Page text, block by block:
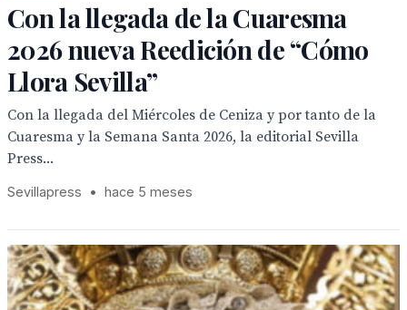
Con la llegada de la Cuaresma
2026 nueva Reedición de “Cómo
Llora Sevilla”
Con la llegada del Miércoles de Ceniza y por tanto de la
Cuaresma y la Semana Santa 2026, la editorial Sevilla
Press...
Sevillapress • hace 5 meses